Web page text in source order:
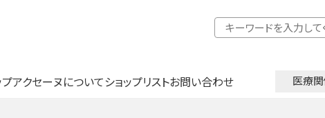
アクセーヌについてショップリストお問い合わせ 医療